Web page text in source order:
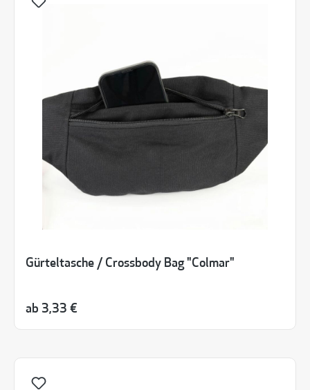
Gürteltasche / Crossbody Bag "Colmar"
ab 3,33 €